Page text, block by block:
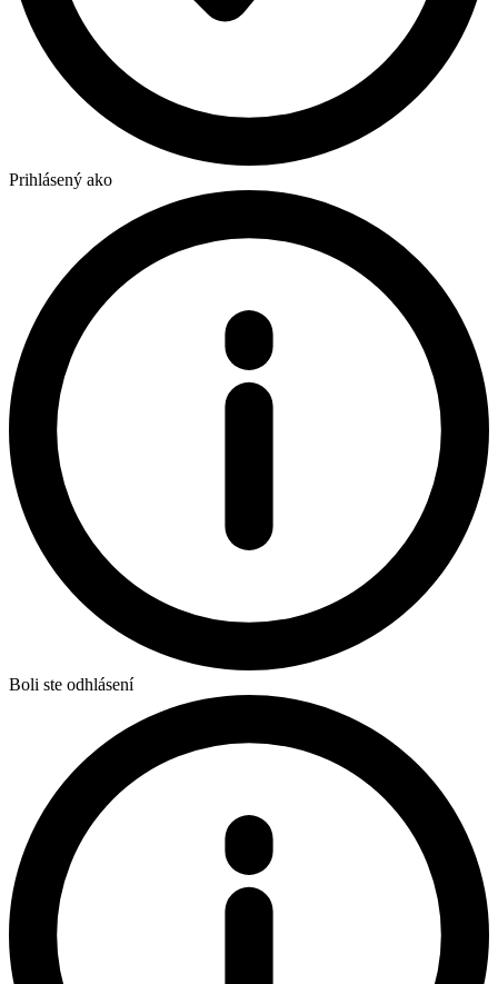
Prihlásený ako
Boli ste odhlásení